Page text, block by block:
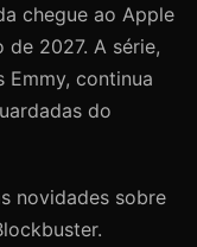
chegue ao Apple
2027. A série,
continua
do
novidades sobre